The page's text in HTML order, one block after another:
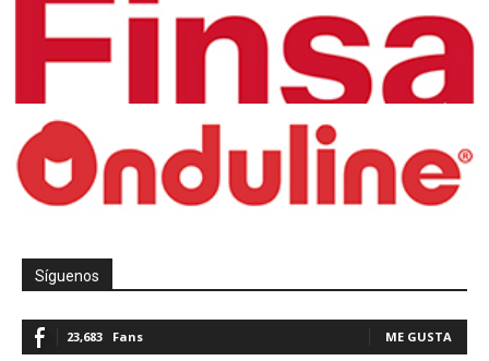
Síguenos
23,683 Fans ME GUSTA